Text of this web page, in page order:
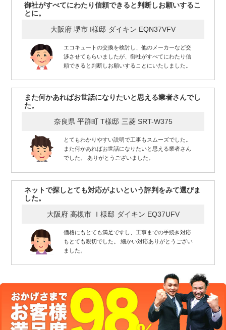
御社がすべてにわたり信頼できると判断しお願いするこ
とに。
大阪府 堺市 I様邸 ダイキン EQN37VFV
エコキュートの交換を検討し、他のメーカーなど交
渉させてもらいましたが、御社がすべてにわたり信
頼できると判断しお願いすることにいたしました。
また何かあればお世話になりたいと思える業者さんでし
た。
奈良県 平群町 T様邸 三菱 SRT-W375
とてもわかりやすい説明で工事もスムーズでした。
また何かあればお世話になりたいと思える業者さん
でした。 ありがとうございました。
ネットで探しとても対応がよいという評判をみて選びま
した。
大阪府 高槻市 Ｉ様邸 ダイキン EQ37UFV
価格にもとても満足ですし、工事までの手続き対応
もとても親切でした。 細かい対応ありがとうござい
ました。